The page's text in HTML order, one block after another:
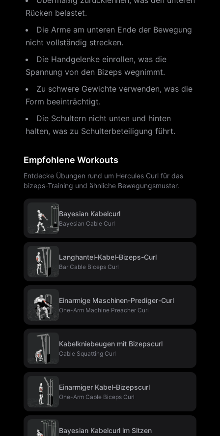
Rücken belastet.
Die Arme am unteren Ende der Bewegung
nicht vollständig strecken.
Die Handgelenke einrollen, was die
Spannung von den Bizeps wegnimmt.
Zu schwere Gewichte verwenden, was die
Form beeinträchtigt.
Die Schultern nicht unten und hinten
halten, was zu Schulterbeteiligung führt.
Empfohlene Workouts
Entdecke Übungen rund um Hercules Curl für das
bizeps-Training und ähnliche Bewegungsmuster.
Bayesian Kabelcurl
Bayesian Cable Curl
Langhantel-Kabel-Bizeps-Curl
Bar Cable Biceps Curl
Einarmige Maschinen-Prediger-Curl
One-Arm Machine Preacher Curl
Kabelkniebeugen mit Bizepscurl
Cable Squatting Curl
Einarmiger Kabel-Bizepscurl
One-Arm Cable Biceps Curl
Bayesian Kabelcurl im Sitzen